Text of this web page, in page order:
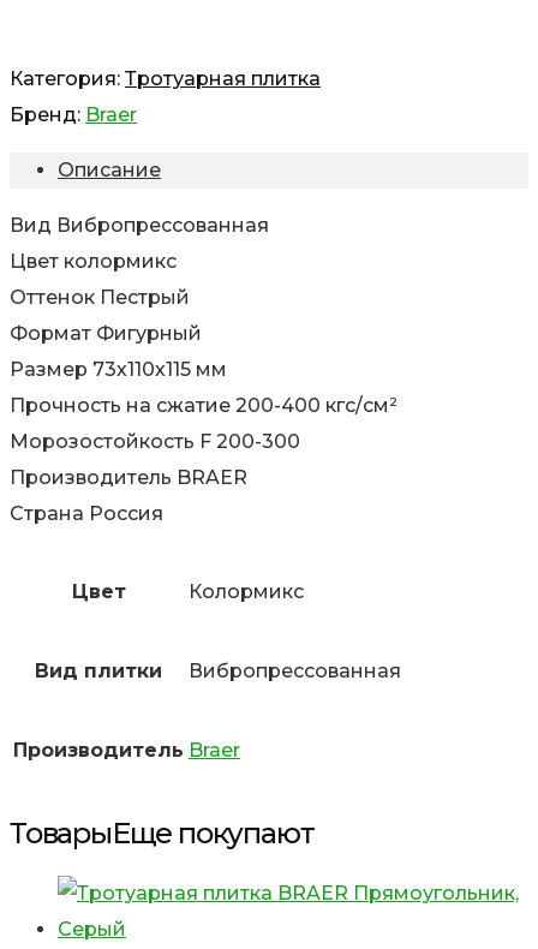
Категория: Тротуарная плитка
Бренд: Braer
Описание
Вид Вибропрессованная
Цвет колормикс
Оттенок Пестрый
Формат Фигурный
Размер 73х110х115 мм
Прочность на сжатие 200-400 кгс/см²
Морозостойкость F 200-300
Производитель BRAER
Страна Россия
Цвет Колормикс
Вид плитки Вибропрессованная
Производитель Braer
ТоварыЕще покупают